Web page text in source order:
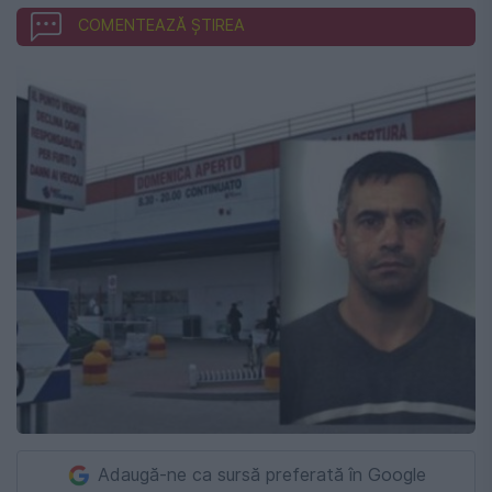
COMENTEAZĂ ȘTIREA
Adaugă-ne ca sursă preferată în Google